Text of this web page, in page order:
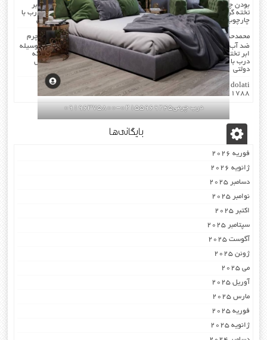
درب چرمی02155969245-09196375800
بودن چرم …در هنگام چرم کردن همه ی درز های درب و چارچوب بوسیله ابر
تخته گرفته میشود که جلوی صدا را میگیرد . کار در محل انجام میشود که درب با
چارچوب فیکس میشود۰۹۱۹۶۳۷۵۸۰۰-۰۹۳۰۷۸۰۱۷۸۸مهندس دولتی
محمدحسندر
صدا گیر…درب اکوستیک…چرم کردن درب با مرغوب ترین چرم
ضد آب بودن چرم …در هنگام چرم کردن همه ی درز های درب و چارچوب بوسیله
ابر تخته گرفته میشود که جلوی صدا را میگیرد . کار در محل انجام میشود که
درب با چارچوب فیکس میشود۰۹۱۹۶۳۷۵۸۰۰-۰۹۳۰۷۸۰۱۷۸۸مهندس
دولتی
dolati در
اکوستیک -درب عایق-صوتی ضد-صدا ۰۹۱۹۶۳۷۵۸۰۰
۰۹۳۰۷۸۰۱۷۸۸
بایگانی‌ها
فوریه 2026
ژانویه 2026
دسامبر 2025
نوامبر 2025
اکتبر 2025
سپتامبر 2025
آگوست 2025
ژوئن 2025
می 2025
آوریل 2025
مارس 2025
فوریه 2025
ژانویه 2025